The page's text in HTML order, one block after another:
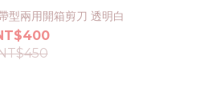
型兩用開箱剪刀 透明白